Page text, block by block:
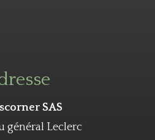
SAS
général Leclerc